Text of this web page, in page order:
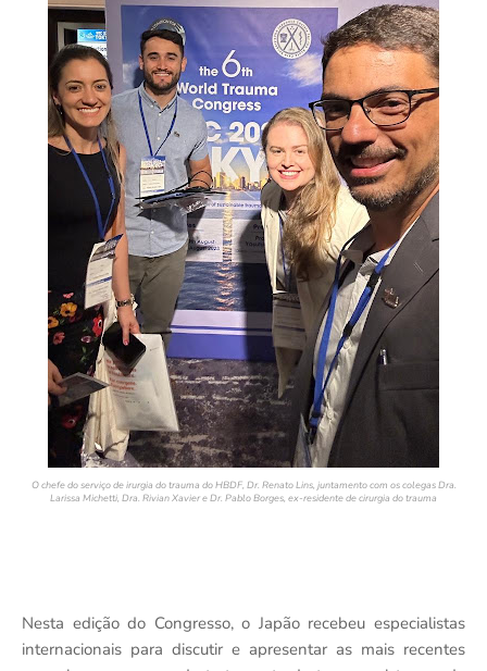
O chefe do serviço de irurgia do trauma do HBDF, Dr. Renato Lins, juntamento com os colegas Dra.
Larissa Michetti, Dra. Rivian Xavier e Dr. Pablo Borges, ex-residente de cirurgia do trauma
Nesta edição do Congresso, o Japão recebeu especialistas
internacionais para discutir e apresentar as mais recentes